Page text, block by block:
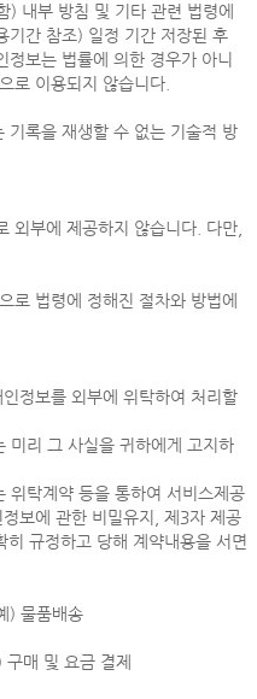
) 내부 방침 및 기타 관련 법령에
기간 참조) 일정 기간 저장된 후
보는 법률에 의한 경우가 아니
로 이용되지 않습니다.
기록을 재생할 수 없는 기술적 방
외부에 제공하지 않습니다. 다만,
로 법령에 정해진 절차와 방법에
정보를 외부에 위탁하여 처리할
미리 그 사실을 귀하에게 고지하
위탁계약 등을 통하여 서비스제공
보에 관한 비밀유지, 제3자 제공
규정하고 당해 계약내용을 서면
) 물품배송
매 및 요금 결제